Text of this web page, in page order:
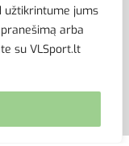
užtikrintume jums
arba
su VLSport.lt